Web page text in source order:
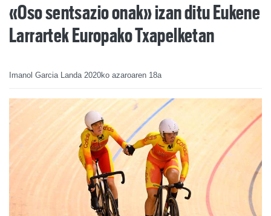
«Oso sentsazio onak» izan ditu Eukene
Larrartek Europako Txapelketan
Imanol Garcia Landa 2020ko azaroaren 18a